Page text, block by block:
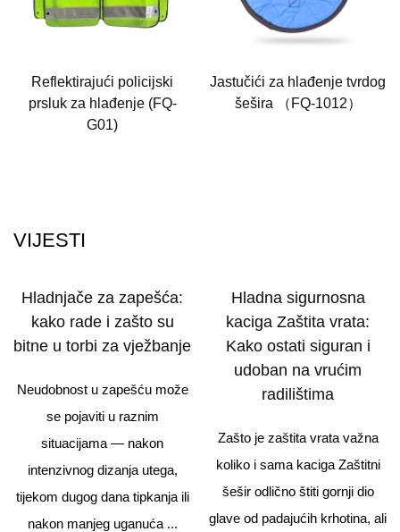
Reflektirajući policijski
prsluk za hlađenje (FQ-
G01)
Jastučići za hlađenje tvrdog
šešira （FQ-1012）
VIJESTI
Hladnjače za zapešća:
kako rade i zašto su
bitne u torbi za vježbanje
Neudobnost u zapešću može
se pojaviti u raznim
situacijama — nakon
intenzivnog dizanja utega,
tijekom dugog dana tipkanja ili
nakon manjeg uganuća ...
Hladna sigurnosna
kaciga Zaštita vrata:
Kako ostati siguran i
udoban na vrućim
radilištima
Zašto je zaštita vrata važna
koliko i sama kaciga Zaštitni
šešir odlično štiti gornji dio
glave od padajućih krhotina, ali